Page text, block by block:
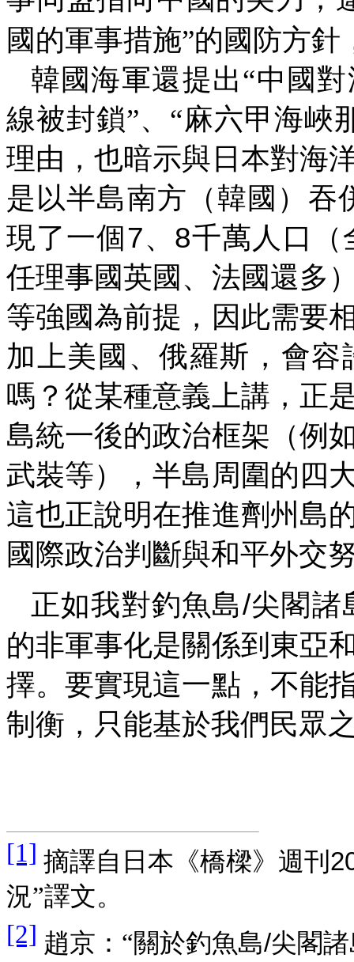
國的軍事措施”的國防方針
韓國海軍還提出“中國
線被封鎖”、“麻六甲海峽
理由，也暗示與日本對海
是以半島南方（韓國）吞
現了一個 7、 8千萬人口（
任理事國英國、法國還多
等強國為前提，因此需要
加上美國、俄羅斯，會
嗎？從某種意義上講，正
島統一後的政治框架（例
武裝等），半島周圍的四
這也正說明在推進劑州島
國際政治判斷與和平外交
正如我對釣魚島/尖閣諸
的非軍事化是關係到東亞
擇。要實現這一點，不能
制衡，只能基於我們民眾
[1] 摘譯自日本《橋樑》週刊
況”譯文。
[2] 趙京：“關於釣魚島/尖閣